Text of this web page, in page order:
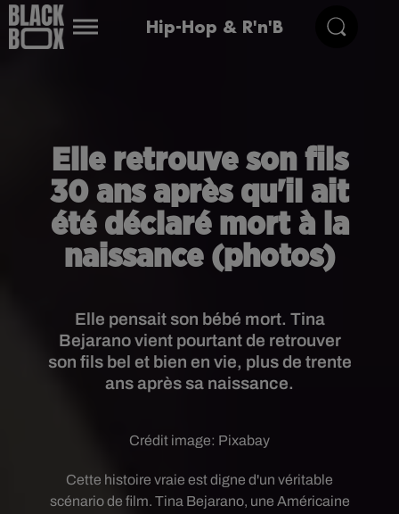
Hip-Hop & R'n'B
Elle retrouve son fils
30 ans après qu'il ait
été déclaré mort à la
naissance (photos)
Elle pensait son bébé mort. Tina
Bejarano vient pourtant de retrouver
son fils bel et bien en vie, plus de trente
ans après sa naissance.
Crédit image: Pixabay
Cette histoire vraie est digne d'un véritable
scénario de film. Tina Bejarano, une Américaine